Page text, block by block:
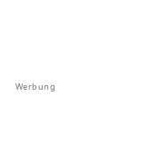
Werbung